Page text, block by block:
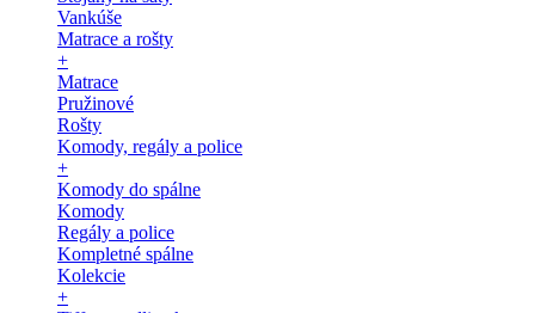
Vankúše
Matrace a rošty
+
Matrace
Pružinové
Rošty
Komody, regály a police
+
Komody do spálne
Komody
Regály a police
Kompletné spálne
Kolekcie
+